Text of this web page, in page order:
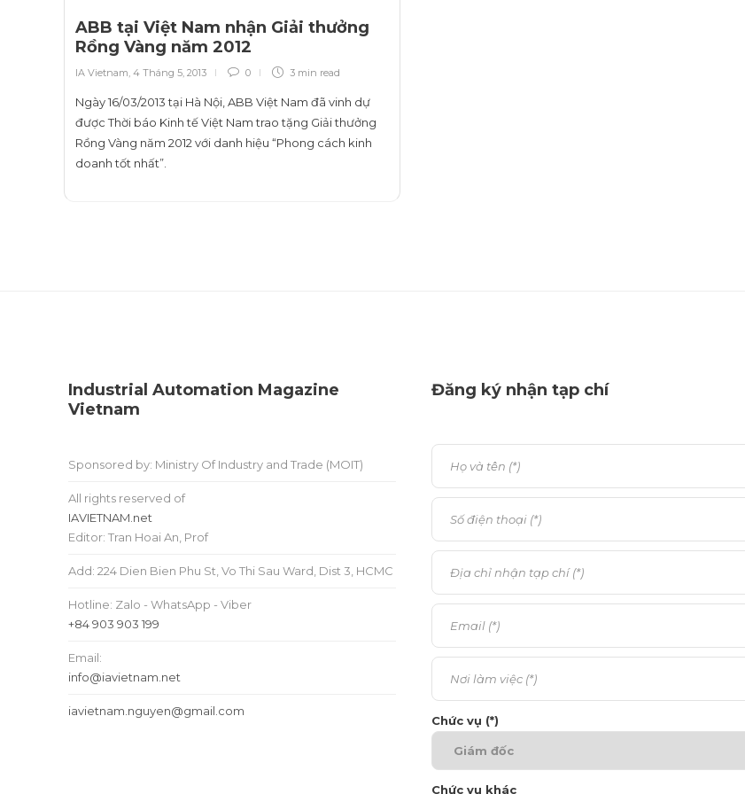
ABB tại Việt Nam nhận Giải thưởng
Rồng Vàng năm 2012
IA Vietnam, 4 Tháng 5, 2013 0 3 min read
Ngày 16/03/2013 tại Hà Nội, ABB Việt Nam đã vinh dự
được Thời báo Kinh tế Việt Nam trao tặng Giải thưởng
Rồng Vàng năm 2012 với danh hiệu “Phong cách kinh
doanh tốt nhất”.
Industrial Automation Magazine
Vietnam
Sponsored by: Ministry Of Industry and Trade (MOIT)
All rights reserved of
IAVIETNAM.net
Editor: Tran Hoai An, Prof
Add: 224 Dien Bien Phu St, Vo Thi Sau Ward, Dist 3, HCMC
Hotline: Zalo - WhatsApp - Viber
+84 903 903 199
Email:
info@iavietnam.net
iavietnam.nguyen@gmail.com
Đăng ký nhận tạp chí
Chức vụ (*)
Chức vụ khác